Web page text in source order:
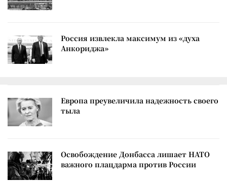
Россия извлекла максимум из «духа
Анкориджа»
Европа преувеличила надежность своего
тыла
Освобождение Донбасса лишает НАТО
важного плацдарма против России